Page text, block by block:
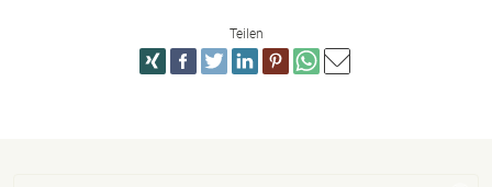
Teilen